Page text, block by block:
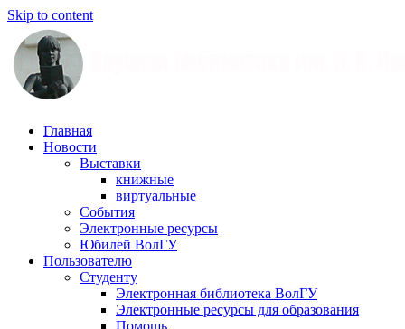
Skip to content
Научная
библиотека
Иншакова
Главная
Новости
Выставки
книжные
виртуальные
События
Электронные ресурсы
Юбилей ВолГУ
Пользователю
Студенту
Электронная библиотека ВолГУ
Электронные ресурсы для образования
Помощь